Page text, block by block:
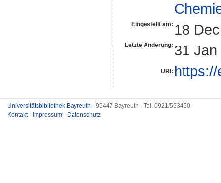
Eingestellt am: 18
Letzte Änderung: 31
URI:
Universitätsbibliothek Bayreuth - 95447 Bayreuth - Tel. 0921/553450
Kontakt- Impressum - Datenschutz